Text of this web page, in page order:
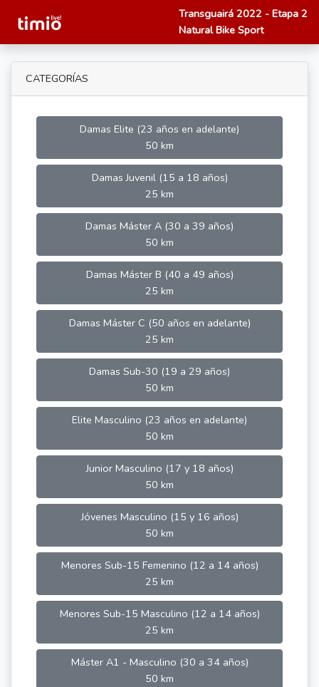
Transguairá 2022 - Etapa 2
Natural Bike Sport
CATEGORÍAS
Damas Elite (23 años en adelante)
50 km
Damas Juvenil (15 a 18 años)
25 km
Damas Máster A (30 a 39 años)
50 km
Damas Máster B (40 a 49 años)
25 km
Damas Máster C (50 años en adelante)
25 km
Damas Sub-30 (19 a 29 años)
50 km
Elite Masculino (23 años en adelante)
50 km
Junior Masculino (17 y 18 años)
50 km
Jóvenes Masculino (15 y 16 años)
50 km
Menores Sub-15 Femenino (12 a 14 años)
25 km
Menores Sub-15 Masculino (12 a 14 años)
25 km
Máster A1 - Masculino (30 a 34 años)
50 km